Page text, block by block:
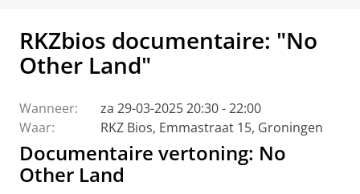
RKZbios documentaire: "No
Other Land"
Wanneer:
za 29-03-2025 20:30 - 22:00
Waar:
RKZ Bios, Emmastraat 15, Groningen
Documentaire vertoning: No
Other Land